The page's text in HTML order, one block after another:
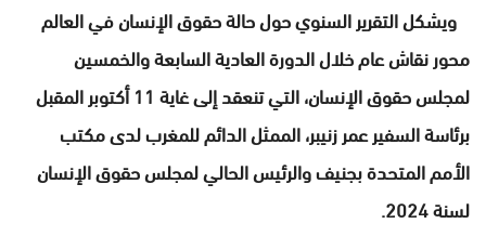
ويشكل التقرير السنوي حول حالة حقوق الإنسان في العالم
محور نقاش عام خلال الدورة العادية السابعة والخمسين
لمجلس حقوق الإنسان، التي تنعقد إلى غاية 11 أكتوبر المقبل
برئاسة السفير عمر زنيبر، الممثل الدائم للمغرب لدى مكتب
الأمم المتحدة بجنيف والرئيس الحالي لمجلس حقوق الإنسان
لسنة 2024.